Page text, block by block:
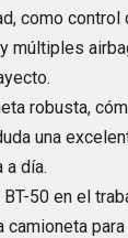
como control
múltiples
robusta,
una
a día.
50 en el
camioneta